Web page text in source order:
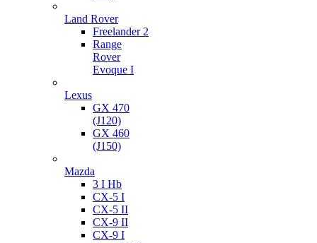
Land Rover
Freelander 2
Range
Rover
Evoque I
Lexus
GX 470
(J120)
GX 460
(J150)
Mazda
3 I Hb
CX-5 I
CX-5 II
CX-9 II
CX-9 I